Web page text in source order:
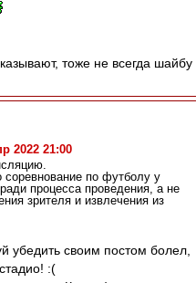
тоже не всегда шайбу
2022 21:00
соревнование по футболу у
процесса проведения, а не
зрителя и извлечения из
убедить своим постом болел,
:(